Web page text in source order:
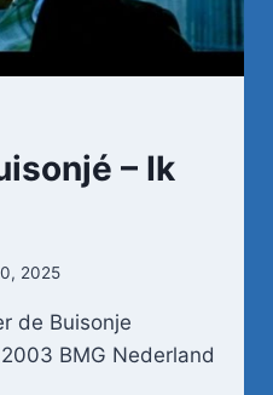
– Ik
2025
de Buisonje
BMG Nederland